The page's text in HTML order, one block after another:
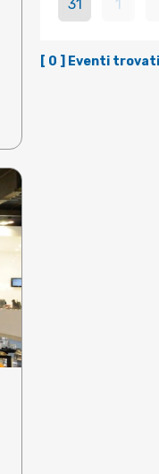
31 1
[ 0 ] Eventi